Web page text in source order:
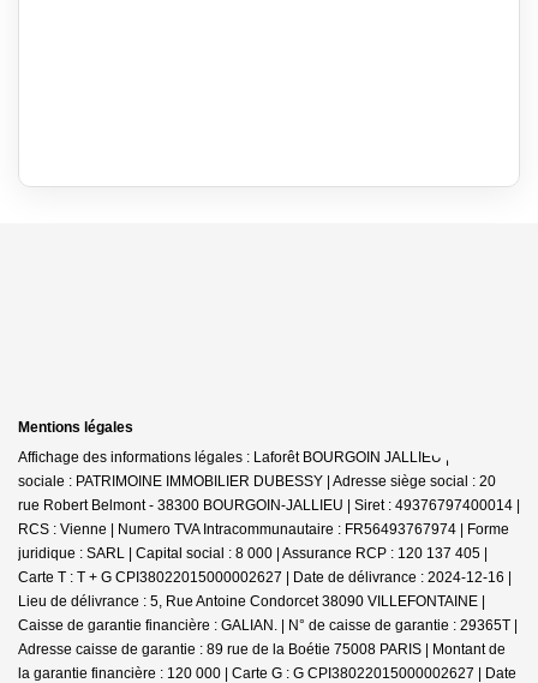
Mentions légales
Affichage des informations légales : Laforêt BOURGOIN JALLIEU | Raison
sociale : PATRIMOINE IMMOBILIER DUBESSY | Adresse siège social : 20
rue Robert Belmont - 38300 BOURGOIN-JALLIEU | Siret : 49376797400014 |
RCS : Vienne | Numero TVA Intracommunautaire : FR56493767974 | Forme
juridique : SARL | Capital social : 8 000 | Assurance RCP : 120 137 405 |
Carte T : T + G CPI38022015000002627 | Date de délivrance : 2024-12-16 |
Lieu de délivrance : 5, Rue Antoine Condorcet 38090 VILLEFONTAINE |
Caisse de garantie financière : GALIAN. | N° de caisse de garantie : 29365T |
Adresse caisse de garantie : 89 rue de la Boétie 75008 PARIS | Montant de
la garantie financière : 120 000 | Carte G : G CPI38022015000002627 | Date